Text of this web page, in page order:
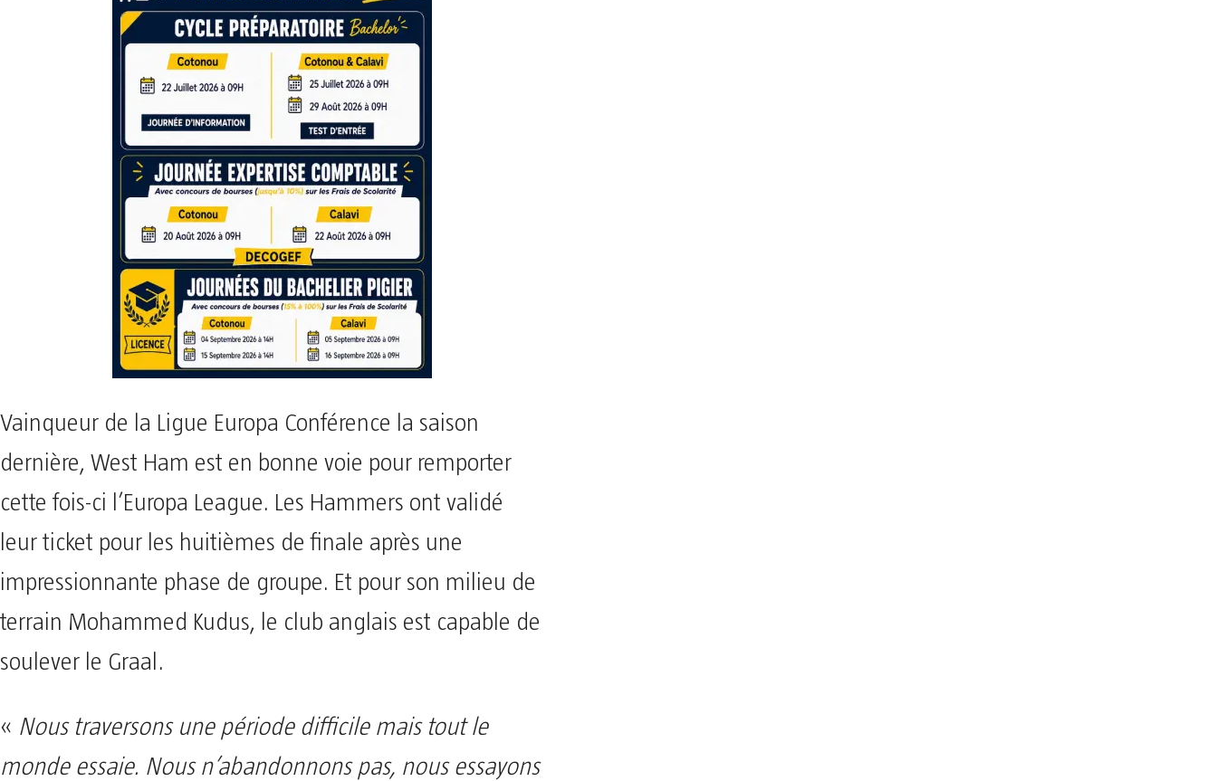
Vainqueur de la Ligue Europa Conférence la saison
dernière, West Ham est en bonne voie pour remporter
cette fois-ci l’Europa League. Les Hammers ont validé
leur ticket pour les huitièmes de finale après une
impressionnante phase de groupe. Et pour son milieu de
terrain Mohammed Kudus, le club anglais est capable de
soulever le Graal.
« Nous traversons une période difficile mais tout le
monde essaie. Nous n’abandonnons pas, nous essayons